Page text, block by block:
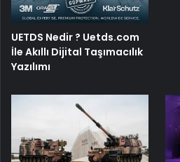
UETDS Nedir ? Uetds.com
İle Akıllı Dijital Taşımacılık
Yazılımı